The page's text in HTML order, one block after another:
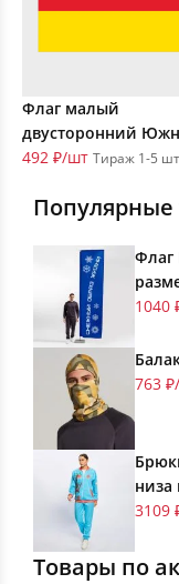
Флаг малый
двусторонний
492 ₽/шт Тираж 1-5
Популярные
Флаг
1040
763
низа
3109
Товары по